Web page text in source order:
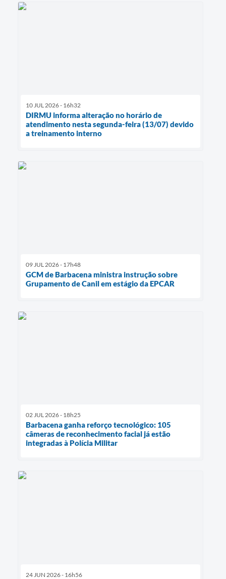
10 JUL 2026 - 16h32
DIRMU informa alteração no horário de
atendimento nesta segunda-feira (13/07) devido
a treinamento interno
09 JUL 2026 - 17h48
GCM de Barbacena ministra instrução sobre
Grupamento de Canil em estágio da EPCAR
02 JUL 2026 - 18h25
Barbacena ganha reforço tecnológico: 105
câmeras de reconhecimento facial já estão
integradas à Polícia Militar
24 JUN 2026 - 16h56